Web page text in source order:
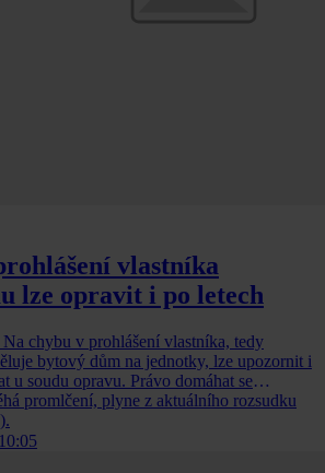
vlastníka
lze opravit i po letech
chybu v prohlášení vlastníka, tedy
bytový dům na jednotky, lze upozornit i
u soudu opravu. Právo domáhat se
promlčení, plyne z aktuálního rozsudku